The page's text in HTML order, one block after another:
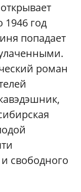
1946 год
попадает
роман
свободного